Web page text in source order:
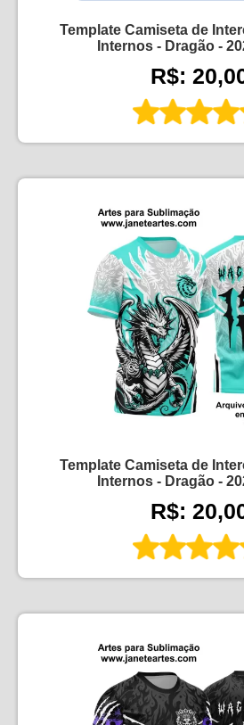
Template Camiseta de
Internos - Dragão -
R$:
Template Camiseta de
Internos - Dragão -
R$: